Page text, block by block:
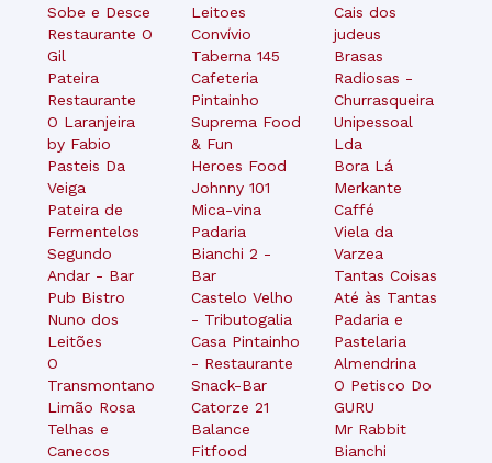
Sobe e Desce
Restaurante O
Gil
Pateira
Restaurante
O Laranjeira
by Fabio
Pasteis Da
Veiga
Pateira de
Fermentelos
Segundo
Andar - Bar
Pub Bistro
Nuno dos
Leitões
O
Transmontano
Limão Rosa
Telhas e
Canecos
Leitoes
Convívio
Taberna 145
Cafeteria
Pintainho
Suprema Food
& Fun
Heroes Food
Johnny 101
Mica-vina
Padaria
Bianchi 2 -
Bar
Castelo Velho
- Tributogalia
Casa Pintainho
- Restaurante
Snack-Bar
Catorze 21
Balance
Fitfood
Cais dos
judeus
Brasas
Radiosas -
Churrasqueira
Unipessoal
Lda
Bora Lá
Merkante
Caffé
Viela da
Varzea
Tantas Coisas
Até às Tantas
Padaria e
Pastelaria
Almendrina
O Petisco Do
GURU
Mr Rabbit
Bianchi